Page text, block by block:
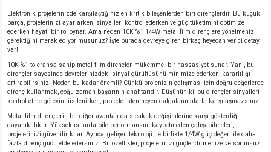
Elektronik projelerinizde karşılaştığınız en kritik bileşenlerden biri dirençlerdir. Bu küçük
parça, projelerinizi ayarlarken, sinyalleri kontrol ederken ve güç tüketimini optimize
ederken hayati bir rol oynar. Ama neden 10K %1 1/4W metal film dirençlere yönelmeniz
gerektiğini merak ediyor musunuz? İşte burada devreye giren birkaç heyecan verici detay
var!
10K %1 toleransa sahip metal film dirençler, mükemmel bir hassasiyet sunar. Yani, bu
dirençler sayesinde devrelerinizdeki sinyal gürültüsünü minimize ederken, kararlılığı
artırabilirsiniz. Neden bu kadar önemli? Çünkü projenizin çalışması için doğru değerlerde
direnç kullanmak, çoğu zaman başarının anahtarıdır. Düşünün ki, bu dirençler sinyalleri
kontrol etme görevini üstlenirken, projede istenmeyen dalgalanmalarla karşılaşmazsınız.
Metal film dirençlerin bir diğer avantajı da sıcaklık değişimlerine karşı gösterdiği
dayanıklılıktır. Yüksek ısılarda bile performansını kaybetmeden çalışabilmeleri,
projelerinizi güvenilir kılar. Ayrıca, gelişen teknoloji ile birlikte 1/4W güç değeri ile daha
fazla direnç gücü elde edersiniz. Bu özellikler, projelerinizi güçlendirmenize ve sorunsuz